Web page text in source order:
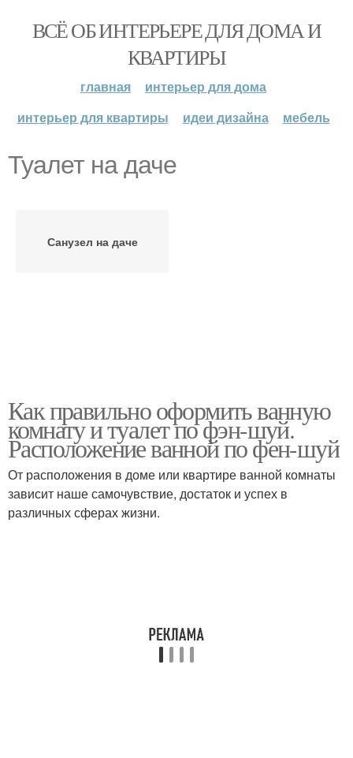
ВСЁ ОБ ИНТЕРЬЕРЕ ДЛЯ ДОМА И
КВАРТИРЫ
главная
интерьер для дома
интерьер для квартиры
идеи дизайна мебель
Туалет на даче
Санузел на даче
Как правильно оформить ванную
комнату и туалет по фэн-шуй.
Расположение ванной по фен-шуй
От расположения в доме или квартире ванной комнаты
зависит наше самочувствие, достаток и успех в
различных сферах жизни.